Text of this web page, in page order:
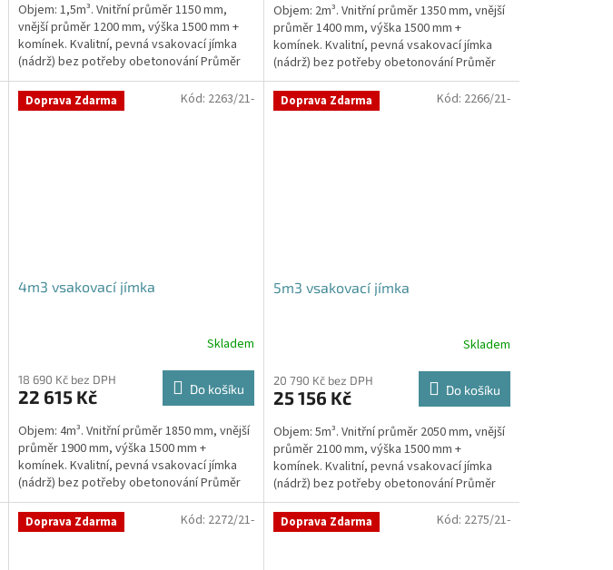
Objem: 1,5m³. Vnitřní průměr 1150 mm,
vnější průměr 1200 mm, výška 1500 mm +
komínek. Kvalitní, pevná vsakovací jímka
(nádrž) bez potřeby obetonování Průměr
přítoku a odtoku +...
z
5
hvězdiček.
Objem: 2m³. Vnitřní průměr 1350 mm, vnější
průměr 1400 mm, výška 1500 mm +
komínek. Kvalitní, pevná vsakovací jímka
(nádrž) bez potřeby obetonování Průměr
přítoku a odtoku +...
Doprava Zdarma
4m3 vsakovací jímka
Skladem
18 690 Kč bez DPH
22 615 Kč Do košíku
Objem: 4m³. Vnitřní průměr 1850 mm, vnější
průměr 1900 mm, výška 1500 mm +
komínek. Kvalitní, pevná vsakovací jímka
(nádrž) bez potřeby obetonování Průměr
přítoku a odtoku +...
Kód: 2263/21- Doprava Zdarma
5m3 vsakovací jímka
produktu
je
z
5
hvězdiček.
Skladem
20 790 Kč bez DPH
25 156 Kč Do košíku
Objem: 5m³. Vnitřní průměr 2050 mm, vnější
průměr 2100 mm, výška 1500 mm +
komínek. Kvalitní, pevná vsakovací jímka
(nádrž) bez potřeby obetonování Průměr
přítoku a odtoku +...
Kód: 2266/21-
Doprava Zdarma Kód: 2272/21- Doprava Zdarma Kód: 2275/21-